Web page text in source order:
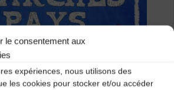
le consentement aux
expériences, nous utilisons des
les cookies pour stocker et/ou accéder